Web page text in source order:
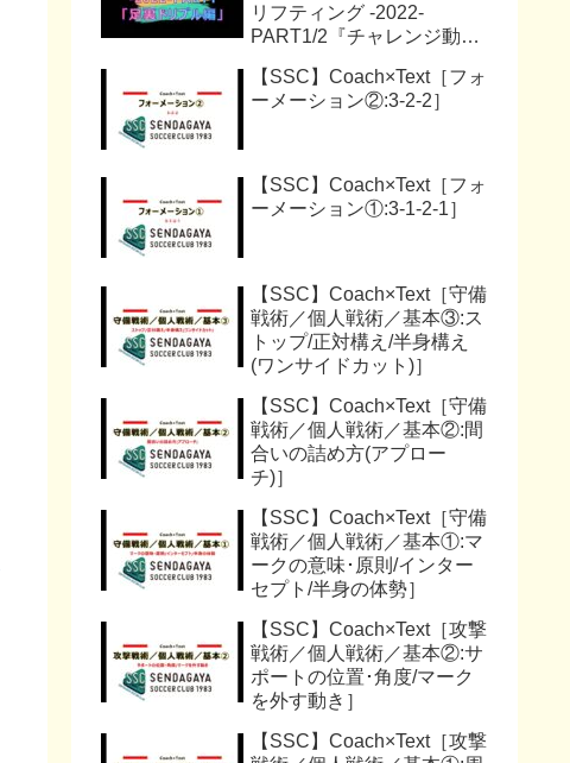
リフティング -2022-
PART1/2『チャレンジ動
【SSC】Coach×Text［フォ
ーメーション②:3-2-2］
【SSC】Coach×Text［フォ
ーメーション①:3-1-2-1］
【SSC】Coach×Text［守備
戦術／個人戦術／基本③:ス
トップ/正対構え/半身構え
(ワンサイドカット)］
【SSC】Coach×Text［守備
戦術／個人戦術／基本②:間
合いの詰め方(アプロー
チ)］
【SSC】Coach×Text［守備
戦術／個人戦術／基本①:マ
ークの意味･原則/インター
セプト/半身の体勢］
【SSC】Coach×Text［攻撃
戦術／個人戦術／基本②:サ
ポートの位置･角度/マーク
を外す動き］
【SSC】Coach×Text［攻撃